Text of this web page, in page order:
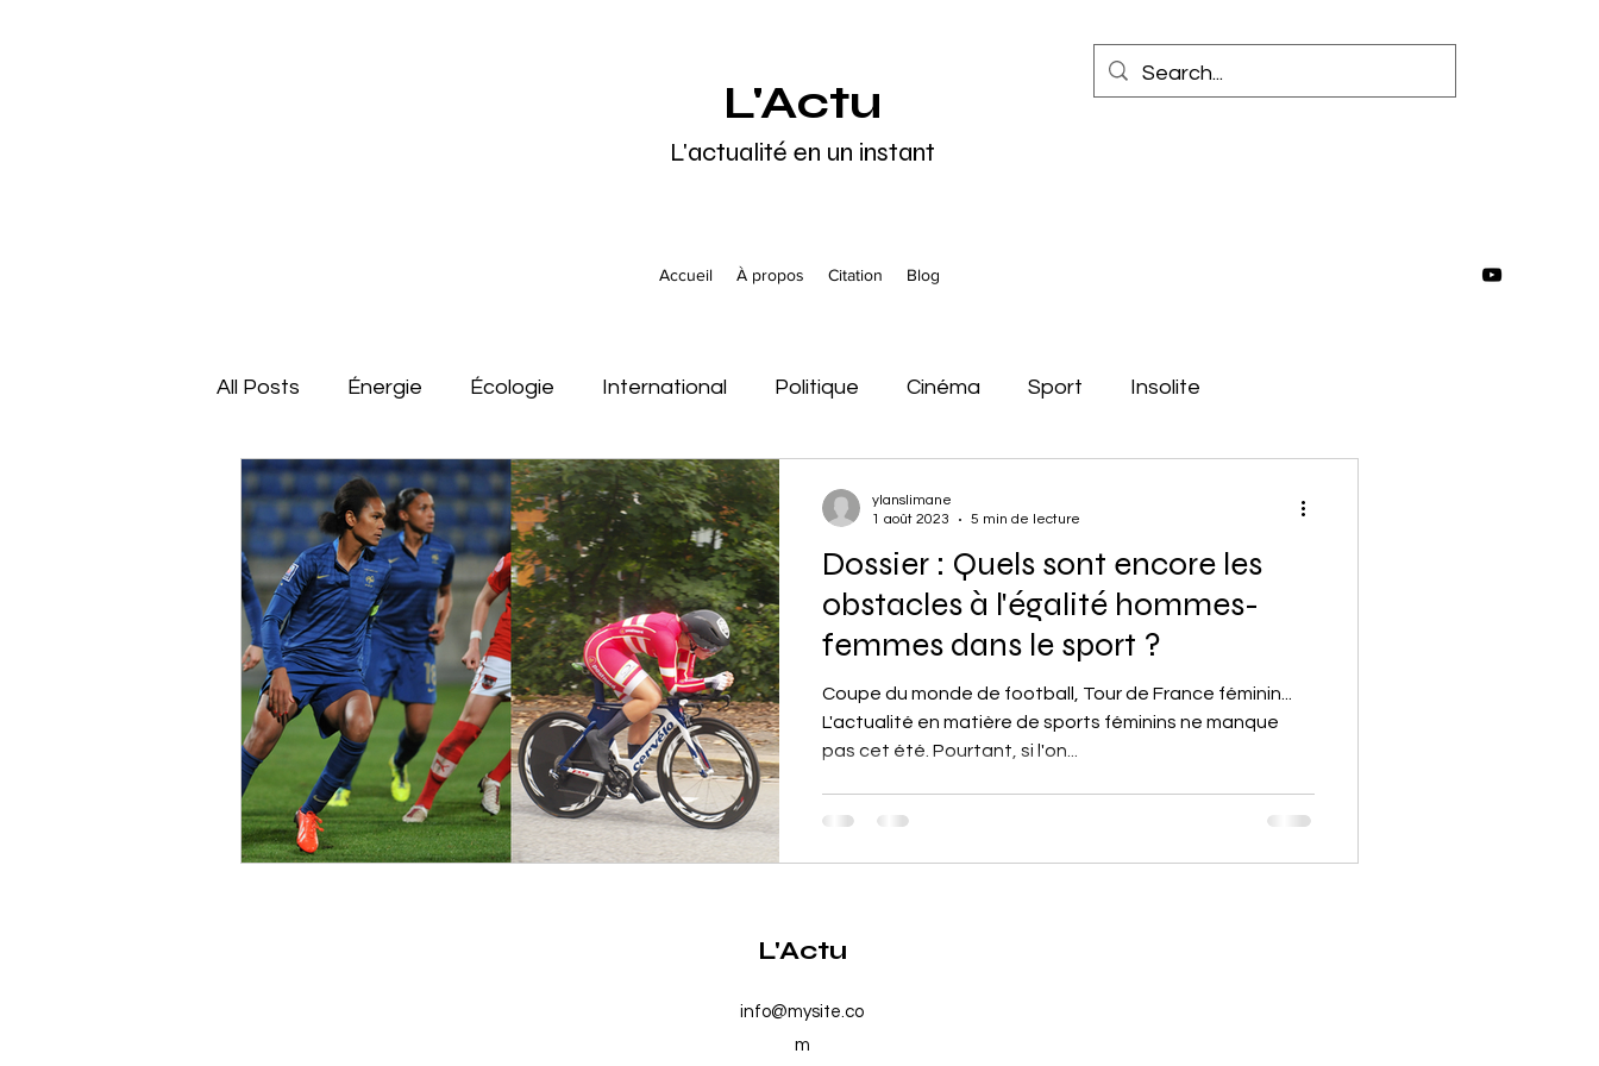
L'Actu
L'actualité en un instant
Accueil À propos Citation Blog
All Posts Énergie Écologie International Politique Cinéma Sport Insolite
France Dossiers États-Unis Afrique
Culture Arrêt sur image Amérique du Sud TechDossier : Quels sont encore les
obstacles à l'égalité hommes-
femmes dans le sport ?
Coupe du monde de football, Tour de France féminin...
L'actualité en matière de sports féminins ne manque
pas cet été. Pourtant, si l'on...
ylanslimane
1 août 2023
5 min de lecture
L'Actu
info@mysite.co
m